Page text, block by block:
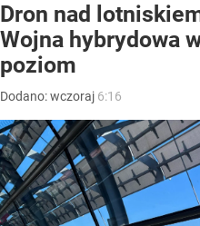
Dron nad
Wojna hybrydowa
poziom
Dodano:wczoraj 6:16